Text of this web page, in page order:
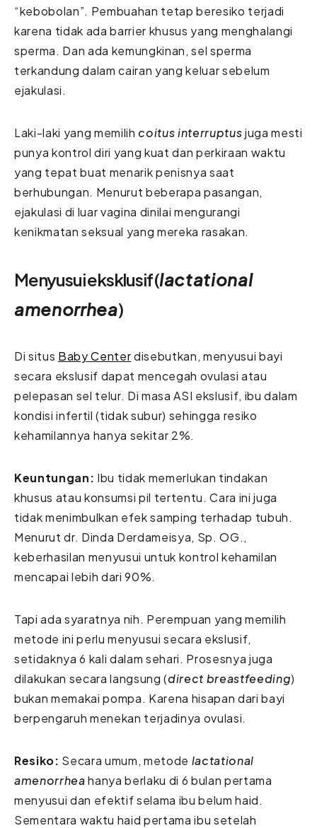
“kebobolan”. Pembuahan tetap beresiko terjadi
karena tidak ada barrier khusus yang menghalangi
sperma. Dan ada kemungkinan, sel sperma
terkandung dalam cairan yang keluar sebelum
ejakulasi.
Laki-laki yang memilihcoitus interruptusjuga mesti
punya kontrol diri yang kuat dan perkiraan waktu
yang tepat buat menarik penisnya saat
berhubungan. Menurut beberapa pasangan,
ejakulasi di luar vagina dinilai mengurangi
kenikmatan seksual yang mereka rasakan.
Menyusui eksklusif (lactational
amenorrhea)
Di situs Baby Centerdisebutkan, menyusui bayi
secara ekslusif dapat mencegah ovulasi atau
pelepasan sel telur. Di masa ASI ekslusif, ibu dalam
kondisi infertil (tidak subur) sehingga resiko
kehamilannya hanya sekitar 2%.
Keuntungan: Ibu tidak memerlukan tindakan
khusus atau konsumsi pil tertentu. Cara ini juga
tidak menimbulkan efek samping terhadap tubuh.
Menurut dr. Dinda Derdameisya, Sp. OG.,
keberhasilan menyusui untuk kontrol kehamilan
mencapai lebih dari 90%.
Tapi ada syaratnya nih. Perempuan yang memilih
metode ini perlu menyusui secara ekslusif,
setidaknya 6 kali dalam sehari. Prosesnya juga
dilakukan secara langsung (direct breastfeeding)
bukan memakai pompa. Karena hisapan dari bayi
berpengaruh menekan terjadinya ovulasi.
Resiko: Secara umum, metode lactational
amenorrheahanya berlaku di 6 bulan pertama
menyusui dan efektif selama ibu belum haid.
Sementara waktu haid pertama ibu setelah